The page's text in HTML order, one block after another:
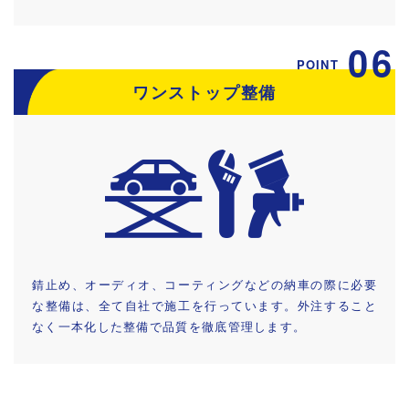
POINT 06
ワンストップ整備
錆止め、オーディオ、コーティングなどの納車の際に必要
な整備は、全て自社で施工を行っています。外注すること
なく一本化した整備で品質を徹底管理します。